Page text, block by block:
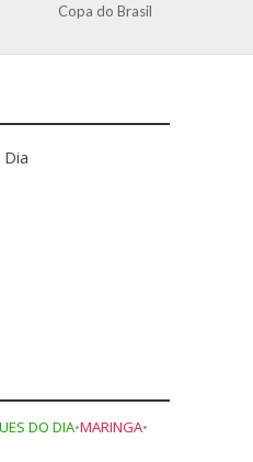
Copa do Brasil
DO DIA•MARINGA•